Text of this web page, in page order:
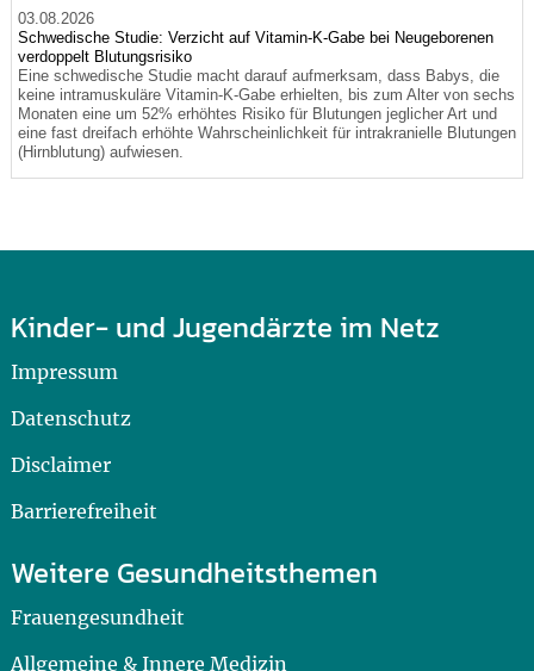
03.08.2026
Schwedische Studie: Verzicht auf Vitamin-K-Gabe bei Neugeborenen
verdoppelt Blutungsrisiko
Eine schwedische Studie macht darauf aufmerksam, dass Babys, die
keine intramuskuläre Vitamin-K-Gabe erhielten, bis zum Alter von sechs
Monaten eine um 52% erhöhtes Risiko für Blutungen jeglicher Art und
eine fast dreifach erhöhte Wahrscheinlichkeit für intrakranielle Blutungen
(Hirnblutung) aufwiesen.
Kinder- und Jugendärzte im Netz
Impressum
Datenschutz
Disclaimer
Barrierefreiheit
Weitere Gesundheitsthemen
Frauengesundheit
Allgemeine & Innere Medizin